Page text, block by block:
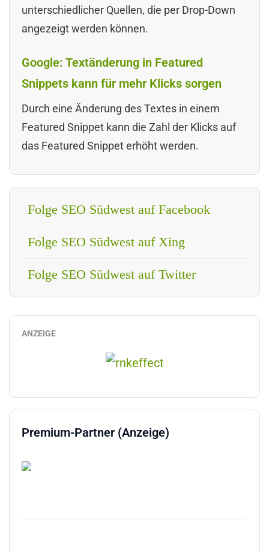
unterschiedlicher Quellen, die per Drop-Down
angezeigt werden können.
Google: Textänderung in Featured
Snippets kann für mehr Klicks sorgen
Durch eine Änderung des Textes in einem
Featured Snippet kann die Zahl der Klicks auf
das Featured Snippet erhöht werden.
Folge SEO Südwest auf Facebook
Folge SEO Südwest auf Xing
Folge SEO Südwest auf Twitter
ANZEIGE
Premium-Partner (Anzeige)